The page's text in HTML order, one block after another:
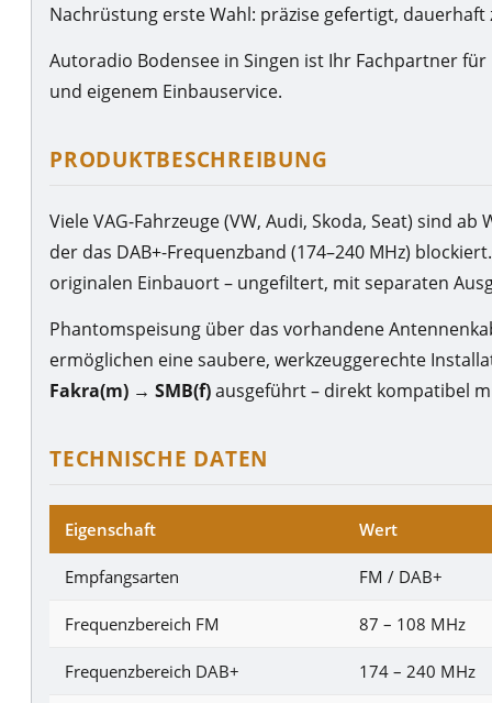
Nachrüstung erste Wahl: präzise gefertigt,
Autoradio Bodensee in Singen ist Ihr Fachpartner
und eigenem Einbauservice.
PRODUKTBESCHREIBUNG
Viele VAG-Fahrzeuge (VW, Audi, Skoda, Seat) sind
der das DAB+-Frequenzband (174–240 MHz)
originalen Einbauort – ungefiltert, mit separaten
Phantomspeisung über das vorhandene
ermöglichen eine saubere, werkzeuggerechte
Fakra(m) → SMB(f)ausgeführt – direkt kompatibel
TECHNISCHE DATEN
Eigenschaft Wert
Empfangsarten FM / DAB+
Frequenzbereich FM 87 – 108 MHz
Frequenzbereich DAB+ 174 – 240 MHz